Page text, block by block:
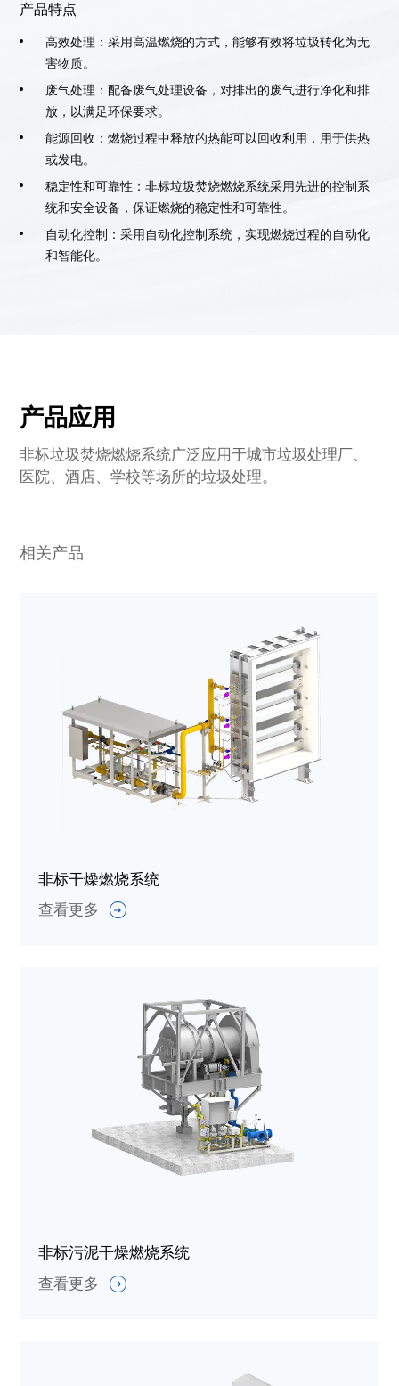
产品特点
高效处理：采用高温燃烧的方式，能够有效将垃圾转化为无
害物质。
废气处理：配备废气处理设备，对排出的废气进行净化和排
放，以满足环保要求。
能源回收：燃烧过程中释放的热能可以回收利用，用于供热
或发电。
稳定性和可靠性：非标垃圾焚烧燃烧系统采用先进的控制系
统和安全设备，保证燃烧的稳定性和可靠性。
自动化控制：采用自动化控制系统，实现燃烧过程的自动化
和智能化。
产品应用
非标垃圾焚烧燃烧系统广泛应用于城市垃圾处理厂、
医院、酒店、学校等场所的垃圾处理。
相关产品
非标干燥燃烧系统
查看更多
非标污泥干燥燃烧系统
查看更多